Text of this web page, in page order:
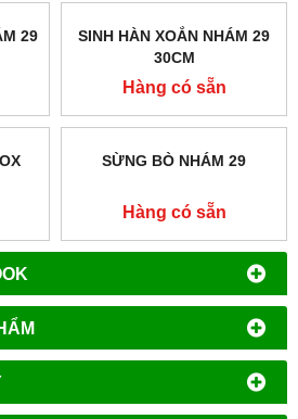
29
SINH HÀN XOẮN NHÁM 29
30CM
Hàng có sẵn
SỪNG BÒ NHÁM 29
Hàng có sẵn